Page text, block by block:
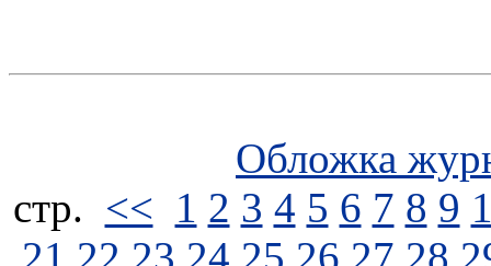
Обложка
стp. << 1 2 3 4 5 6 7 8 9